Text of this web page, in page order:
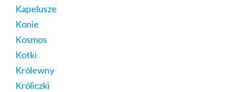
Kapelusze
Konie
Kosmos
Kotki
Królewny
Króliczki